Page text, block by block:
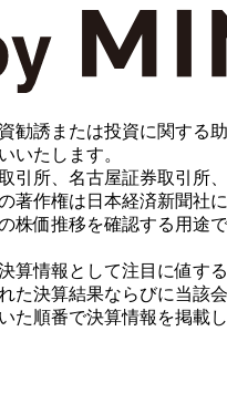
誘または投資に関する
いたします。
所、名古屋証券取引所
作権は日本経済新聞社に
株価推移を確認する用
算情報として注目に値
た決算結果ならびに当
た順番で決算情報を掲